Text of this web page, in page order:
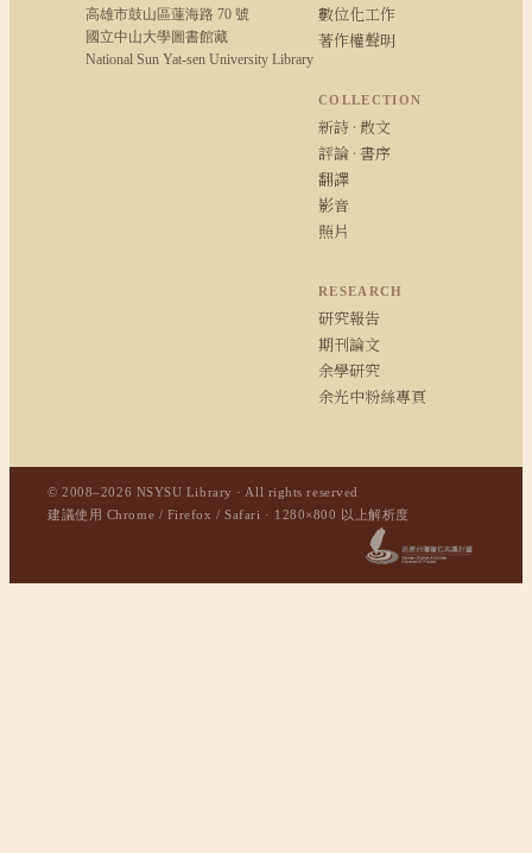
高雄市鼓山區蓮海路 70 號
國立中山大學圖書館藏
National Sun Yat-sen University Library
數位化工作
著作權聲明
COLLECTION
新詩 · 散文
評論 · 書序
翻譯
影音
照片
RESEARCH
研究報告
期刊論文
余學研究
余光中粉絲專頁
© 2008–2026 NSYSU Library · All rights reserved
建議使用 Chrome / Firefox / Safari · 1280×800 以上解析度